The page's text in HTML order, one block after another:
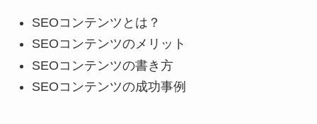
SEOコンテンツとは？
SEOコンテンツのメリット
SEOコンテンツの書き方
SEOコンテンツの成功事例